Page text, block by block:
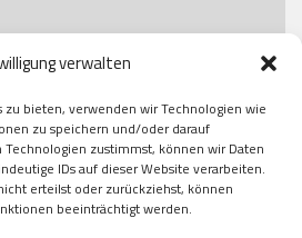
verwalten
bieten, verwenden wir Technologien wie
zu speichern und/oder darauf
zustimmst, können wir Daten
IDs auf dieser Website verarbeiten.
erteilst oder zurückziehst, können
beeinträchtigt werden.